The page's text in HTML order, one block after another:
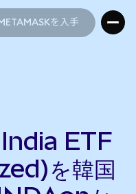
を入手
ETF
を韓国